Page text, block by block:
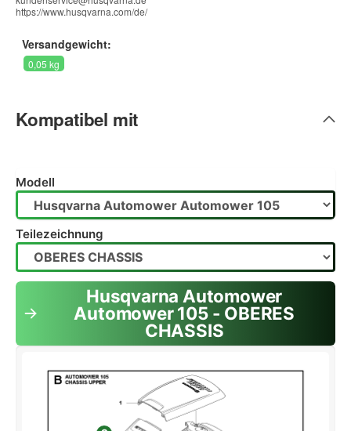
https://www.husqvarna.com/de/
Versandgewicht:
0,05 kg
Kompatibel mit
Husqvarna Automower
Automower 105 - OBERES
CHASSIS
Teilezeichnung
Modell